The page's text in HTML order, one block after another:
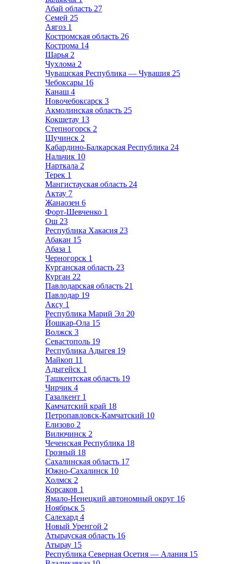
Абай область 27
Семей 25
Аягоз 1
Костромская область 26
Кострома 14
Шарья 2
Чухлома 2
Чувашская Республика — Чувашия 25
Чебоксары 16
Канаш 4
Новочебоксарск 3
Акмолинская область 25
Кокшетау 13
Степногорск 2
Щучинск 2
Кабардино-Балкарская Республика 24
Нальчик 10
Нарткала 2
Терек 1
Мангистауская область 24
Актау 7
Жанаозен 6
Форт-Шевченко 1
Ош 23
Республика Хакасия 23
Абакан 15
Абаза 1
Черногорск 1
Курганская область 23
Курган 22
Павлодарская область 21
Павлодар 19
Аксу 1
Республика Марий Эл 20
Йошкар-Ола 15
Волжск 3
Севастополь 19
Республика Адыгея 19
Майкоп 11
Адыгейск 1
Ташкентская область 19
Чирчик 4
Газалкент 1
Камчатский край 18
Петропавловск-Камчатский 10
Елизово 2
Вилючинск 2
Чеченская Республика 18
Грозный 18
Сахалинская область 17
Южно-Сахалинск 10
Холмск 2
Корсаков 1
Ямало-Ненецкий автономный округ 16
Ноябрьск 5
Салехард 4
Новый Уренгой 2
Атырауская область 16
Атырау 15
Республика Северная Осетия — Алания 15